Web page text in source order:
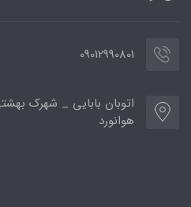
09012990801
هوانورد